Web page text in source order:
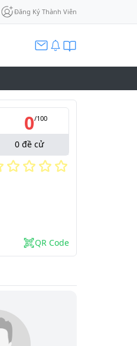
Đăng Ký Thành Viên
0/100
0 đề cử
QR Code